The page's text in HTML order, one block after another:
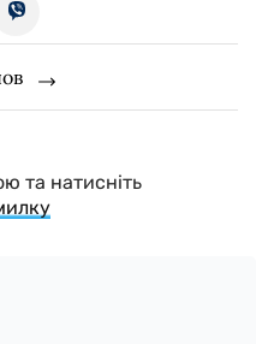
та натисніть